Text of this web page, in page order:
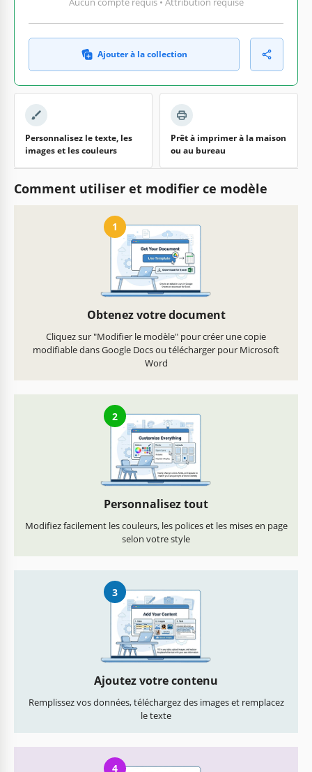
Ajouter à la collection
Personnalisez le texte, les
images et les couleurs
Prêt à imprimer à la maison
ou au bureau
Comment utiliser et modifier ce modèle
1
Obtenez votre document
Cliquez sur "Modifier le modèle" pour créer une copie
modifiable dans Google Docs ou télécharger pour Microsoft
Word
2
Personnalisez tout
Modifiez facilement les couleurs, les polices et les mises en page
selon votre style
3
Ajoutez votre contenu
Remplissez vos données, téléchargez des images et remplacez
le texte
4